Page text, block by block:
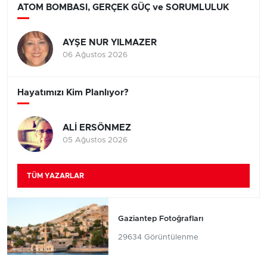
ATOM BOMBASI, GERÇEK GÜÇ ve SORUMLULUK
AYŞE NUR YILMAZER
06 Ağustos 2026
Hayatımızı Kim Planlıyor?
ALİ ERSÖNMEZ
05 Ağustos 2026
TÜM YAZARLAR
Gaziantep Fotoğrafları
29634 Görüntülenme